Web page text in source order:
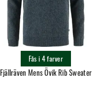
Fjällräven Mens Övik Rib Sweater
Fås i 4 farver